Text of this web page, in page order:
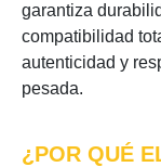
garantiza
compatibilidad
autenticidad y
pesada.
¿POR QUÉ